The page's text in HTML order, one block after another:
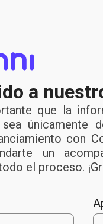
a
que la
sea únicamente
con
un
el proceso.